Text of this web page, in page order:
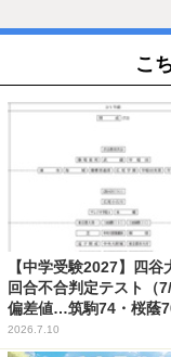
こ
【中学受験2027】四谷
回合不合判定テスト（7/
偏差値…筑駒74・桜蔭
2026.7.10